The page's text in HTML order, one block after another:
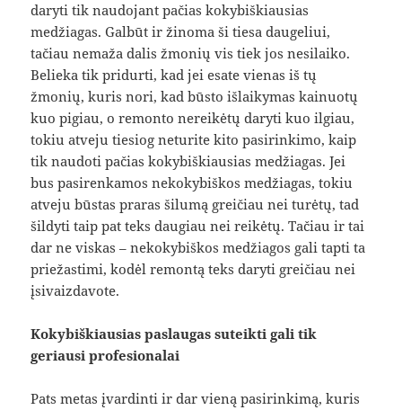
daryti tik naudojant pačias kokybiškiausias
medžiagas. Galbūt ir žinoma ši tiesa daugeliui,
tačiau nemaža dalis žmonių vis tiek jos nesilaiko.
Belieka tik pridurti, kad jei esate vienas iš tų
žmonių, kuris nori, kad būsto išlaikymas kainuotų
kuo pigiau, o remonto nereikėtų daryti kuo ilgiau,
tokiu atveju tiesiog neturite kito pasirinkimo, kaip
tik naudoti pačias kokybiškiausias medžiagas. Jei
bus pasirenkamos nekokybiškos medžiagas, tokiu
atveju būstas praras šilumą greičiau nei turėtų, tad
šildyti taip pat teks daugiau nei reikėtų. Tačiau ir tai
dar ne viskas – nekokybiškos medžiagos gali tapti ta
priežastimi, kodėl remontą teks daryti greičiau nei
įsivaizdavote.
Kokybiškiausias paslaugas suteikti gali tik
geriausi profesionalai
Pats metas įvardinti ir dar vieną pasirinkimą, kuris